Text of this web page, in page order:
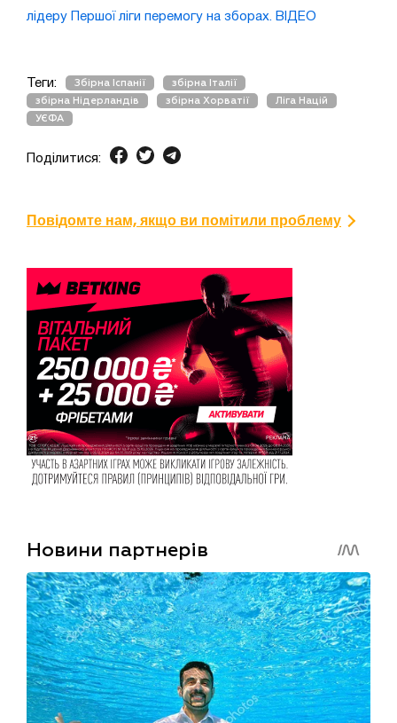
лідеру Першої ліги перемогу на зборах. ВІДЕО
Теги: Збірна Іспанії
збірна Італії
збірна Нідерландів
збірна Хорватії
Ліга Націй
УЄФА
Поділитися:
Повідомте нам, якщо ви помітили проблему